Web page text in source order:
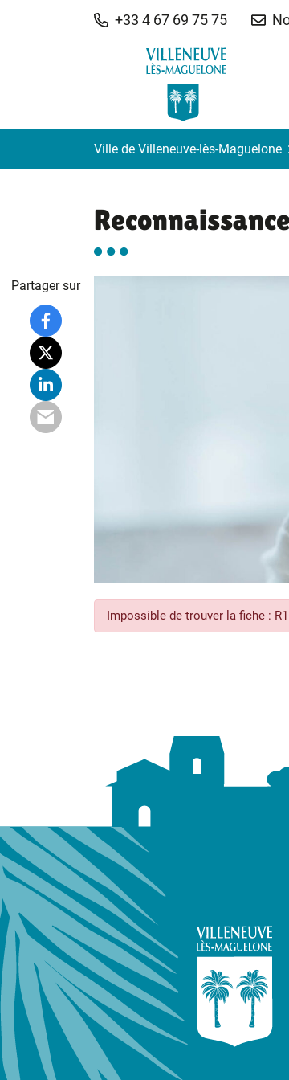
+33 4 67 69 75 75
Ville de Villeneuve-lès-Maguelone
Impossible de trouver la fiche :
Partager sur